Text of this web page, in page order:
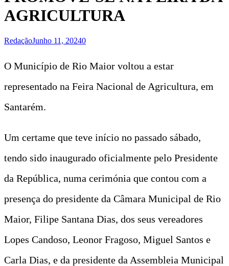
AGRICULTURA
RedaçãoJunho 11, 20240
O Município de Rio Maior voltou a estar
representado na Feira Nacional de Agricultura, em
Santarém.
Um certame que teve início no passado sábado,
tendo sido inaugurado oficialmente pelo Presidente
da República, numa cerimónia que contou com a
presença do presidente da Câmara Municipal de Rio
Maior, Filipe Santana Dias, dos seus vereadores
Lopes Candoso, Leonor Fragoso, Miguel Santos e
Carla Dias, e da presidente da Assembleia Municipal